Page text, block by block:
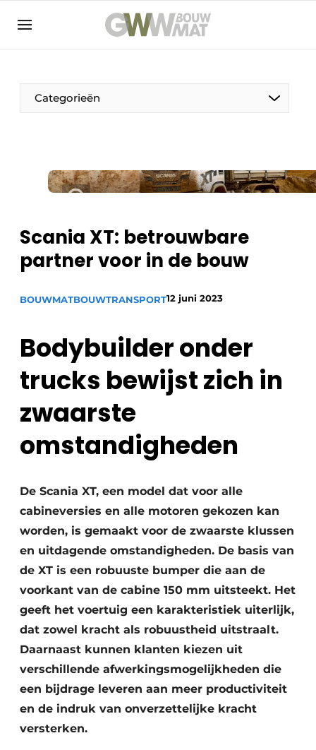
NL EN
Categorieën
De Pen
Duurzaamheid & Innovatie
Kopen/Huren/Leasen
Sloop & Recycling
Bouwtransport
Machines & Materieel
Scania XT: betrouwbare
partner voor in de bouw
BOUWMATBOUWTRANSPORT12 juni 2023
Bodybuilder onder
trucks bewijst zich in
zwaarste
omstandigheden
De Scania XT, een model dat voor alle
cabineversies en alle motoren gekozen kan
worden, is gemaakt voor de zwaarste klussen
en uitdagende omstandigheden. De basis van
de XT is een robuuste bumper die aan de
voorkant van de cabine 150 mm uitsteekt. Het
geeft het voertuig een karakteristiek uiterlijk,
dat zowel kracht als robuustheid uitstraalt.
Daarnaast kunnen klanten kiezen uit
verschillende afwerkingsmogelijkheden die
een bijdrage leveren aan meer productiviteit
en de indruk van onverzettelijke kracht
versterken.